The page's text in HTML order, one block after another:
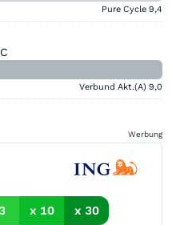
Pure Cycle 9,4
Verbund Akt.(A) 9,0
Werbung
x 10 x 30